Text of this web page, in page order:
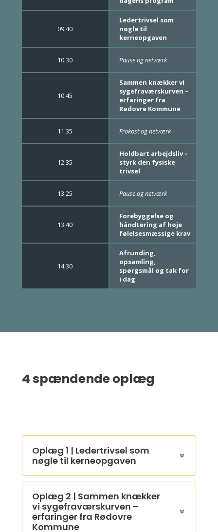
09.40
10.30
10.45
11.35
12.35
13.25
13.40
14.30
Ledertrivsel som
nøgle til
kerneopgaven
Pause og netværk
Sammen knækker vi
sygefraværskurven –
erfaringer fra
Rødovre Kommune
Frokost og netværk
Holdbart arbejdsliv –
styrk den fysiske
trivsel
Pause og netværk
Forebyggelse og
håndtering af høje
følelsesmæssige krav
Afrunding,
opsamling,
spørgsmål og tak for
i dag
4 spændende oplæg
Oplæg 1 | Ledertrivsel som
nøgle til kerneopgaven
Oplæg 2 | Sammen knækker
vi sygefraværskurven –
erfaringer fra Rødovre
Kommune